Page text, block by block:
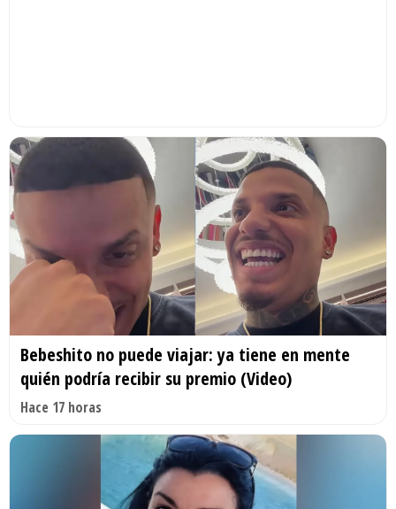
Bebeshito no puede viajar: ya tiene en mente
quién podría recibir su premio (Video)
Hace 17 horas